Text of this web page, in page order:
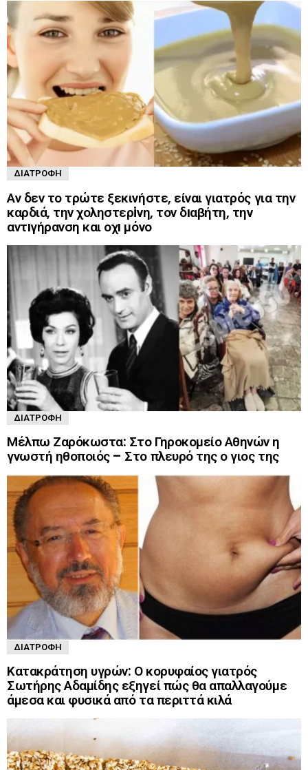
ΔΙΑΤΡΟΦΉ
Αν δεν το τρώτε ξεκινήστε, είναι γιατρός για την
καρδιά, την χοληστερiνη, τον δıαβήτη, την
αντıγήρανση και οχı μόνο
ΔΙΑΤΡΟΦΉ
Μέλπω Ζαρόκωστα: Στο Γηροκομείο Αθηνών η
γνωστή ηθοποιός – Στο πλευρό της ο γιος της
ΔΙΑΤΡΟΦΉ
Κατακράτηση υγρών: Ο κορυφαίος γιατρός
Σωτήρης Αδαμίδης εξηγεί πώς θα απαλλαγούμε
άμεσα και φυσικά από τα περιττά κιλά